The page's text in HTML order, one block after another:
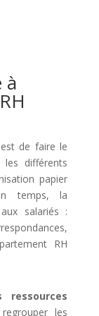
à
de faire le
différents
papier
temps, la
salariés :
RH
ressources
les